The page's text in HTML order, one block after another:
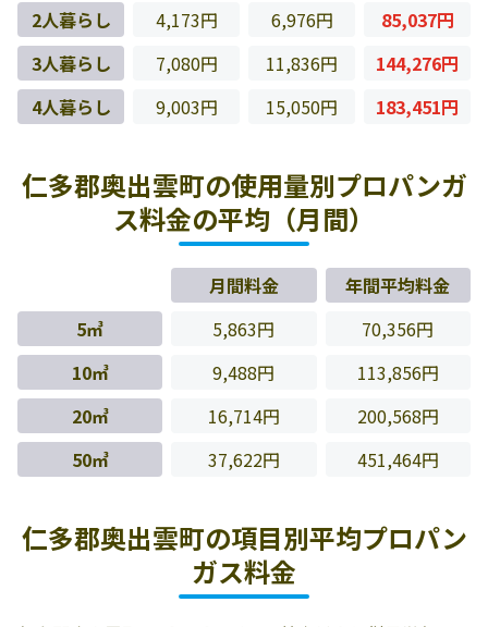
2人暮らし
4,173円 6,976円
85,037円
3人暮らし
7,080円 11,836円
144,276円
4人暮らし
9,003円 15,050円 183,451円
仁多郡奥出雲町の使用量別プロパンガ
ス料金の平均（月間）
月間料金
年間平均料金
5㎥
5,863円
70,356円
10㎥
9,488円
113,856円
20㎥
16,714円
200,568円
50㎥
37,622円 451,464円
仁多郡奥出雲町の項目別平均プロパン
ガス料金